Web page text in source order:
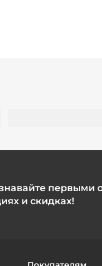
первыми
и скидках!